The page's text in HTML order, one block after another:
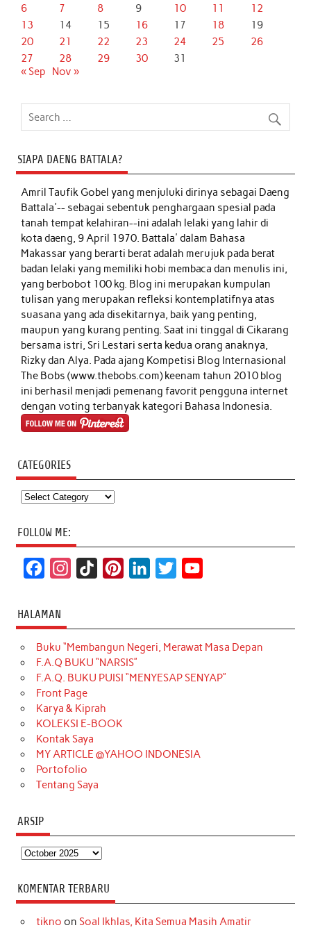
6 7 8 9 10 11
12
13
14 15 16 17 18
19
20
21 22 23 24 25
26
27
28 29 30
31
« Sep
Nov »
SIAPA DAENG BATTALA?
Amril Taufik Gobelyang menjuluki dirinya sebagai Daeng
Battala'-- sebagai sebentuk penghargaan spesial pada
tanah tempat kelahiran--ini adalah lelaki yang lahir di
kota daeng, 9 April 1970. Battala' dalam Bahasa
Makassar yang berarti berat adalah merujuk pada berat
badan lelaki yang memiliki hobi membaca dan menulis ini,
yang berbobot 100 kg. Blog ini merupakan kumpulan
tulisan yang merupakan refleksi kontemplatifnya atas
suasana yang ada disekitarnya, baik yang penting,
maupun yang kurang penting. Saat ini tinggal di Cikarang
bersama istri, Sri Lestari serta kedua orang anaknya,
Rizky dan Alya. Pada ajang Kompetisi Blog Internasional
The Bobs (www.thebobs.com) keenam tahun 2010 blog
ini berhasil menjadi pemenang favorit pengguna internet
dengan voting terbanyak kategori Bahasa Indonesia.
CATEGORIES
Categories
FOLLOW ME:
c
e
b
o
o
k
t
a
g
r
a
m
T
o
k
t
e
r
k
e
d
t
t
e
T
u
b
HALAMAN
Buku “Membangun Negeri, Merawat Masa Depan
F.A.Q BUKU “NARSIS”
F.A.Q. BUKU PUISI “MENYESAP SENYAP”
Front Page
Karya & Kiprah
KOLEKSI E-BOOK
Kontak Saya
MY ARTICLE @YAHOO INDONESIA
Portofolio
Tentang Saya
ARSIP
Arsip
KOMENTAR TERBARU
tikno on Soal Ikhlas, Kita Semua Masih Amatir